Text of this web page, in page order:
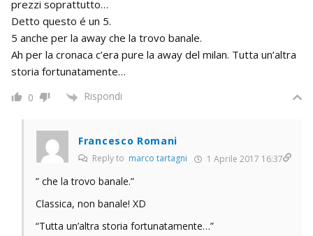
prezzi soprattutto…
Detto questo é un 5.
5 anche per la away che la trovo banale.
Ah per la cronaca c’era pure la away del milan. Tutta un’altra
storia fortunatamente…
0 Rispondi
Francesco Romani
Reply to marco tartagni 1 Aprile 2017 16:37
” che la trovo banale.”
Classica, non banale! XD
“Tutta un’altra storia fortunatamente…”